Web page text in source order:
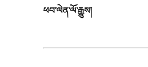
ཕབ་ལེན་ལོ་རྒྱུས།